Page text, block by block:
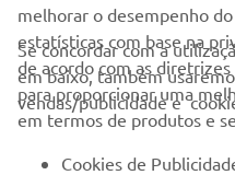
EMPRESA
melhorar o desempenho
estatísticas com base na
de acordo com as
para proporcionar uma
em termos de produtos e
Se concordar com a
em baixo, também
vendas/publicidade e
Cookies de